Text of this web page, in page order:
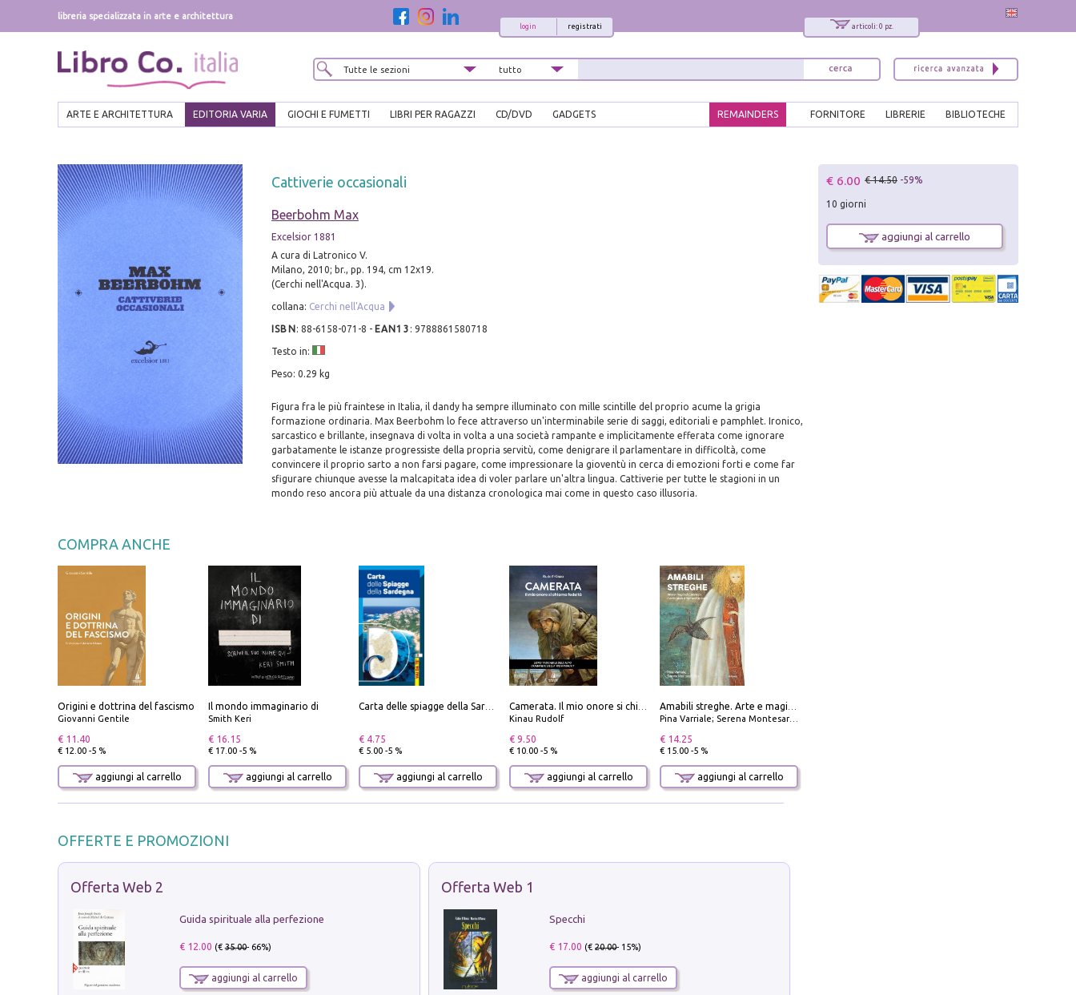
libreria specializzata in arte e architettura
articoli: 0 pz.
registrati
login
ARTE E ARCHITETTURA EDITORIA VARIA GIOCHI E FUMETTI LIBRI PER RAGAZZI CD/DVD GADGETS BIBLIOTECHE
LIBRERIE
FORNITORE
REMAINDERS
Cattiverie occasionali
Beerbohm Max
Excelsior 1881
A cura di Latronico V.
Milano, 2010; br., pp. 194, cm 12x19.
(Cerchi nell'Acqua. 3).
collana: Cerchi nell'Acqua
ISBN : 88-6158-071-8 - EAN13 : 9788861580718
Testo in:
Peso: 0.29 kg
Figura fra le più fraintese in Italia, il dandy ha sempre illuminato con mille scintille del proprio acume la grigia
formazione ordinaria. Max Beerbohm lo fece attraverso un'interminabile serie di saggi, editoriali e pamphlet. Ironico,
sarcastico e brillante, insegnava di volta in volta a una società rampante e implicitamente efferata come ignorare
garbatamente le istanze progressiste della propria servitù, come denigrare il parlamentare in difficoltà, come
convincere il proprio sarto a non farsi pagare, come impressionare la gioventù in cerca di emozioni forti e come far
sfigurare chiunque avesse la malcapitata idea di voler parlare un'altra lingua. Cattiverie per tutte le stagioni in un
mondo reso ancora più attuale da una distanza cronologica mai come in questo caso illusoria.
COMPRA ANCHE
Origini e dottrina del fascismo
Giovanni Gentile
€ 11.40
€ 12.00 -5 %
aggiungi al carrello
Il mondo immaginario di
Smith Keri
€ 16.15
€ 17.00 -5 %
aggiungi al carrello
€ 4.75
€ 5.00 -5 %
aggiungi al carrello
Kinau Rudolf
€ 9.50
€ 10.00 -5 %
aggiungi al carrello
Pina Varriale; Serena Montesarchio
€ 14.25
€ 15.00 -5 %
aggiungi al carrello
OFFERTE E PROMOZIONI
Offerta Web 2
Guida spirituale alla perfezione
€ 12.00 (€35.00- 66%)
aggiungi al carrello
Offerta Web 1
Specchi
€ 17.00 (€20.00- 15%)
aggiungi al carrello
€ 6.00 € 14.50 -59%
10 giorni
aggiungi al carrello
x
Interessato ai nostri libri?
Sarai informato delle nostre novità, potrai
comunque cancellarti quando desideri.
modulo di iscrizione